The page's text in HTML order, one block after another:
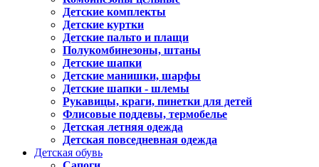
Детские комплекты
Детские куртки
Детские пальто и плащи
Полукомбинезоны, штаны
Детские шапки
Детские манишки, шарфы
Детские шапки - шлемы
Рукавицы, краги, пинетки для детей
Флисовые поддевы, термобелье
Детская летняя одежда
Детская повседневная одежда
Детская обувь